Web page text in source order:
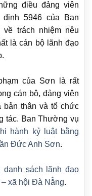
điều đảng viên
5946 của Ban
trách nhiệm nêu
là cán bộ lãnh đạo
của Sơn là rất
cán bộ, đảng viên
bản thân và tổ chức
tác. Ban Thường vụ
hành kỷ luật bằng
Đức Anh Sơn.
danh sách lãnh đạo
xã hội Đà Nẵng.